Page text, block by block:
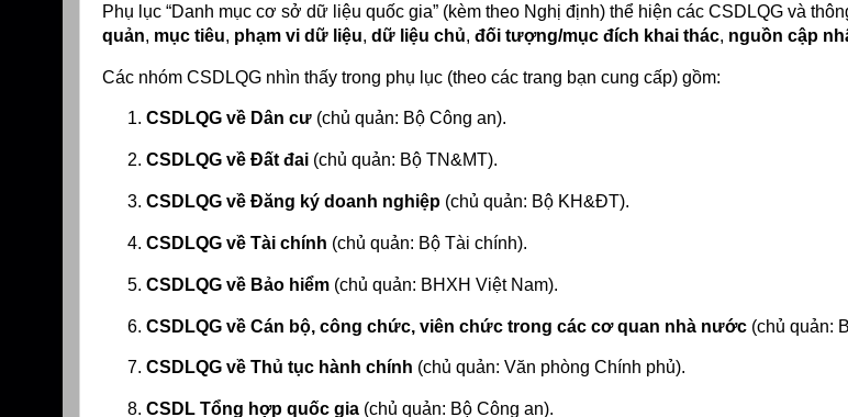
Phụ lục “Danh mục cơ sở dữ liệu quốc gia” (kèm theo Nghị định) thể hiện các CSDLQG và
quản, mục tiêu, phạm vi dữ liệu, dữ liệu chủ, đối tượng/mục đích khai thác, nguồn cập
Các nhóm CSDLQG nhìn thấy trong phụ lục (theo các trang bạn cung cấp) gồm:
CSDLQG về Dân cư (chủ quản: Bộ Công an).
CSDLQG về Đất đai (chủ quản: Bộ TN&MT).
CSDLQG về Đăng ký doanh nghiệp (chủ quản: Bộ KH&ĐT).
CSDLQG về Tài chính (chủ quản: Bộ Tài chính).
CSDLQG về Bảo hiểm (chủ quản: BHXH Việt Nam).
CSDLQG về Cán bộ, công chức, viên chức trong các cơ quan nhà nước (chủ quản:
CSDLQG về Thủ tục hành chính (chủ quản: Văn phòng Chính phủ).
CSDL Tổng hợp quốc gia (chủ quản: Bộ Công an).